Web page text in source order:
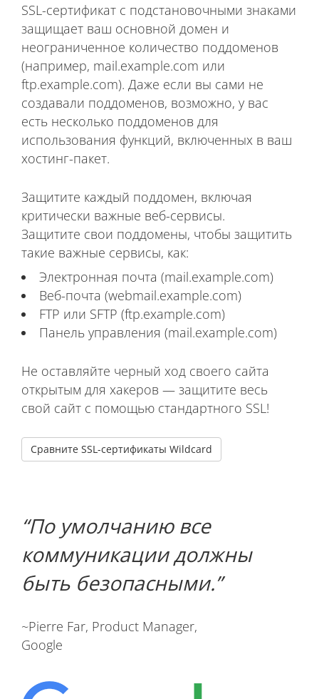
SSL-сертификат с подстановочными знаками
защищает ваш основной домен и
неограниченное количество поддоменов
(например, mail.example.com или
ftp.example.com). Даже если вы сами не
создавали поддоменов, возможно, у вас
есть несколько поддоменов для
использования функций, включенных в ваш
хостинг-пакет.
Защитите каждый поддомен, включая
критически важные веб-сервисы.
Защитите свои поддомены, чтобы защитить
такие важные сервисы, как:
Электронная почта (mail.example.com)
Веб-почта (webmail.example.com)
FTP или SFTP (ftp.example.com)
Панель управления (mail.example.com)
Не оставляйте черный ход своего сайта
открытым для хакеров — защитите весь
свой сайт с помощью стандартного SSL!
Сравните SSL-сертификаты Wildcard
По умолчанию все
коммуникации должны
быть безопасными.
~Pierre Far, Product Manager,
Google